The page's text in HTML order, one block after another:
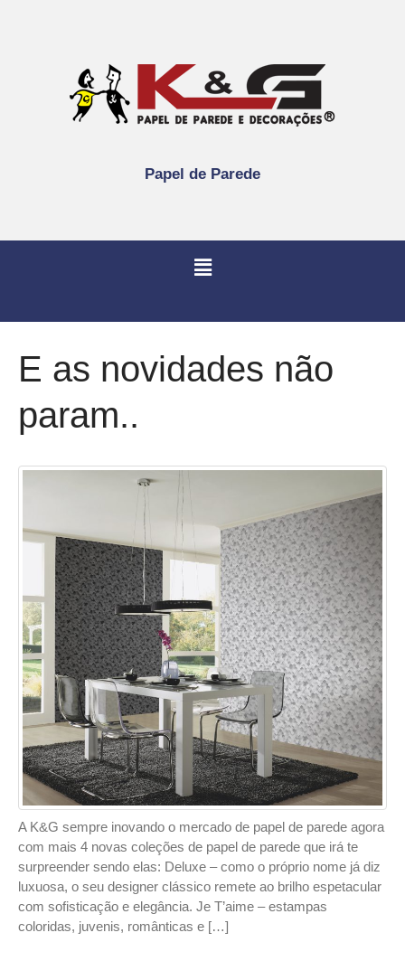
Papel de Parede
E as novidades não
param..
A K&G sempre inovando o mercado de papel de parede agora
com mais 4 novas coleções de papel de parede que irá te
surpreender sendo elas: Deluxe – como o próprio nome já diz
luxuosa, o seu designer clássico remete ao brilho espetacular
com sofisticação e elegância. Je T’aime – estampas
coloridas, juvenis, românticas e […]